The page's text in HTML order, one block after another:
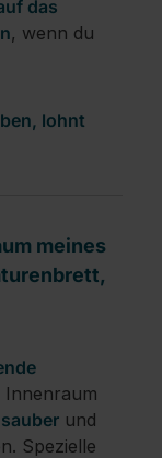
das
, wenn du
lohnt
meines
Innenraum
und
Spezielle